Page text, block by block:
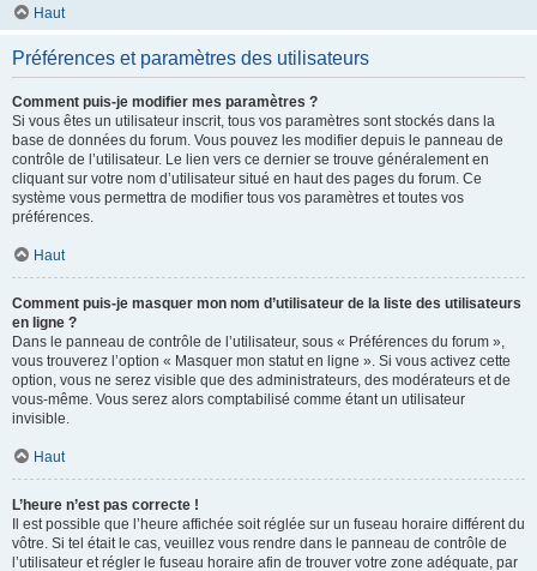
Haut
Préférences et paramètres des utilisateurs
Comment puis-je modifier mes paramètres ?
Si vous êtes un utilisateur inscrit, tous vos paramètres sont stockés dans la
base de données du forum. Vous pouvez les modifier depuis le panneau de
contrôle de l’utilisateur. Le lien vers ce dernier se trouve généralement en
cliquant sur votre nom d’utilisateur situé en haut des pages du forum. Ce
système vous permettra de modifier tous vos paramètres et toutes vos
préférences.
Haut
Comment puis-je masquer mon nom d’utilisateur de la liste des utilisateurs
en ligne ?
Dans le panneau de contrôle de l’utilisateur, sous « Préférences du forum »,
vous trouverez l’option « Masquer mon statut en ligne ». Si vous activez cette
option, vous ne serez visible que des administrateurs, des modérateurs et de
vous-même. Vous serez alors comptabilisé comme étant un utilisateur
invisible.
Haut
L’heure n’est pas correcte !
Il est possible que l’heure affichée soit réglée sur un fuseau horaire différent du
vôtre. Si tel était le cas, veuillez vous rendre dans le panneau de contrôle de
l’utilisateur et régler le fuseau horaire afin de trouver votre zone adéquate, par